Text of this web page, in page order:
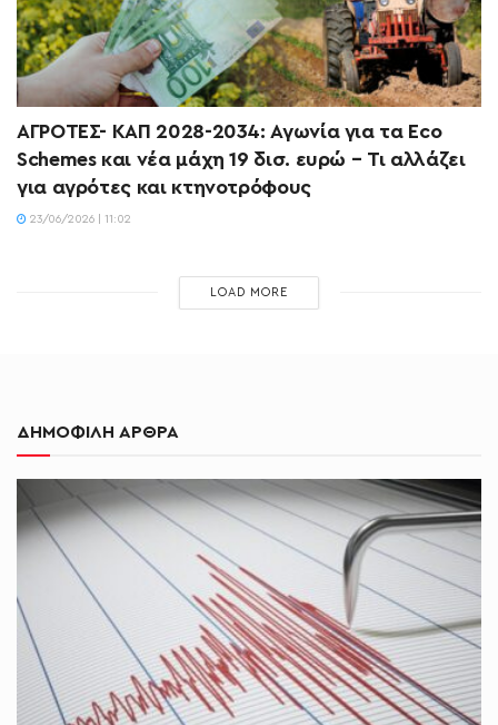
ΑΓΡΟΤΕΣ- ΚΑΠ 2028-2034: Αγωνία για τα Eco
Schemes και νέα μάχη 19 δισ. ευρώ – Τι αλλάζει
για αγρότες και κτηνοτρόφους
23/06/2026 | 11:02
LOAD MORE
ΔΗΜΟΦΙΛΗ ΑΡΘΡΑ